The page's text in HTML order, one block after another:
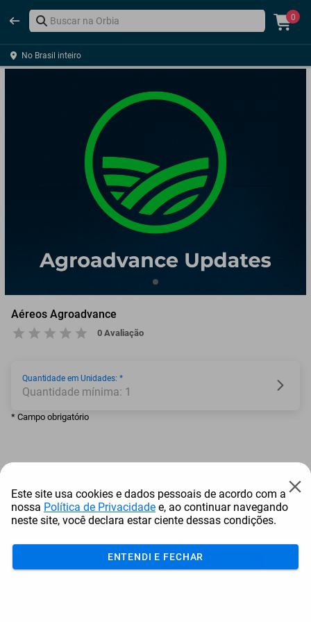
0
No Brasil inteiro
Aéreos Agroadvance
0 Avaliação
Quantidade em Unidades: *
Quantidade mínima: 1
* Campo obrigatório
Mais Resgatados
Este site usa cookies e dados pessoais de acordo com a
nossa Política de Privacidade e, ao continuar navegando
neste site, você declara estar ciente dessas condições.
ENTENDI E FECHAR